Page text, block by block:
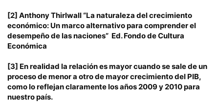
[2] Anthony Thirlwall “La naturaleza del crecimiento
económico: Un marco alternativo para comprender el
desempeño de las naciones” Ed. Fondo de Cultura
Económica
[3] En realidad la relación es mayor cuando se sale de un
proceso de menor a otro de mayor crecimiento del PIB,
como lo reflejan claramente los años 2009 y 2010 para
nuestro país.